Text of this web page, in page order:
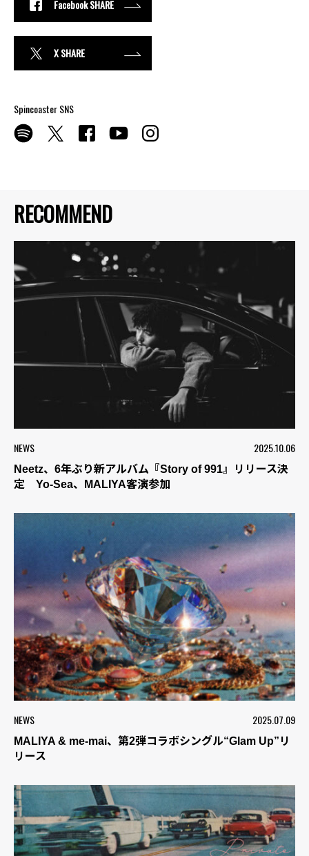
RECOMMEND
NEWS 2025.10.06
Neetz、6年ぶり新アルバム『Story of 991』リリース決
定 Yo-Sea、MALIYA客演参加
NEWS 2025.07.09
MALIYA & me-mai、第2弾コラボシングル“Glam Up”リ
リース
Facebook SHARE
X SHARE
Spincoaster SNS